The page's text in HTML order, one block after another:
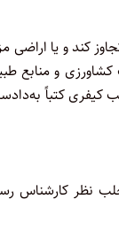
کند و یا اراضی
و منابع
کیفری کتباً
نظر کارشناس